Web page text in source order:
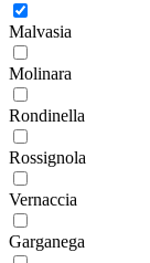
Malvasia
Molinara
Rondinella
Rossignola
Vernaccia
Garganega